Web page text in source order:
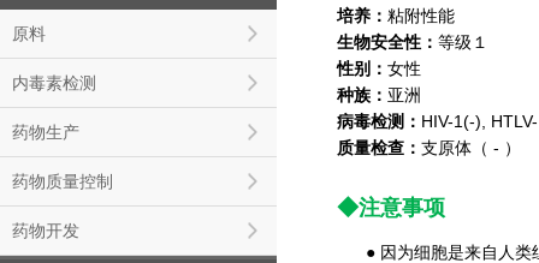
原料
内毒素检测
药物生产
药物质量控制
药物开发
培养： 粘附性能
生物安全性： 等级１
性别： 女性
种族： 亚洲
病毒检测： HIV-1(-),
质量检查： 支原体（ - ）
◆注意事项
● 因为细胞是来自人